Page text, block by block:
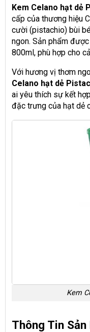
Kem Celano hạt dẻ
cấp của thương hiệu
cười (pistachio) bùi
ngon. Sản phẩm
800ml, phù hợp cho
Với hương vị thơm
Celano hạt dẻ
ai yêu thích sự kết
đặc trưng của hạt dẻ
Kem
Thông Tin